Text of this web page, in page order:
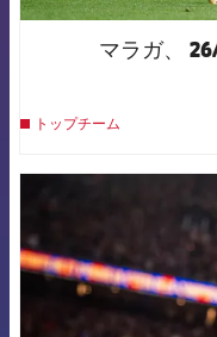
マラガ、
トップチーム